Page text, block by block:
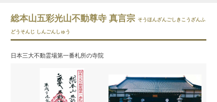
総本山五彩光山不動尊寺 真言宗 そうほんざんごしきこうざんふ
どうそんじ しんごんしゅう
日本三大不動霊場第一番札所の寺院